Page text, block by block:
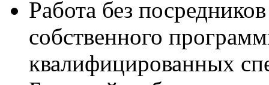
Работа без
собственного
квалифицированных